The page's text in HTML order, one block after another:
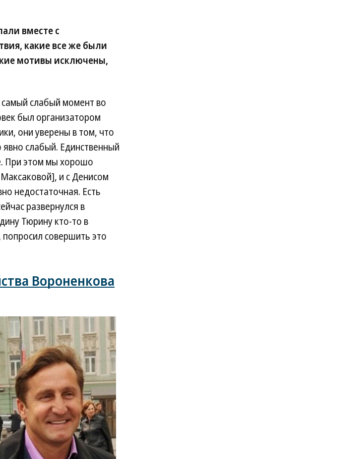
вместе с
какие все же были
мотивы исключены,
слабый момент во
был организатором
они уверены в том, что
слабый. Единственный
При этом мы хорошо
и с Денисом
недостаточная. Есть
развернулся в
Тюрину кто-то в
совершить это
Вороненкова